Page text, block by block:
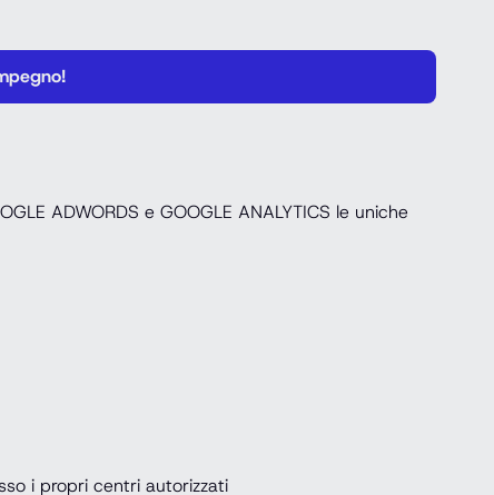
ADWORDS e GOOGLE ANALYTICS le uniche
i propri centri autorizzati